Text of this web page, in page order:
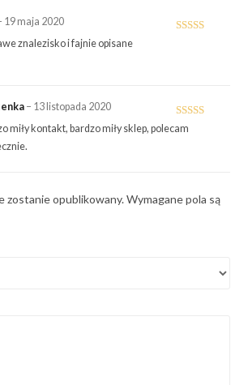
19 maja 2020
znalezisko i fajnie opisane
Oceniono
– 13 listopada 2020
miły kontakt, bardzo miły sklep, polecam
zostanie opublikowany. Wymagane pola są